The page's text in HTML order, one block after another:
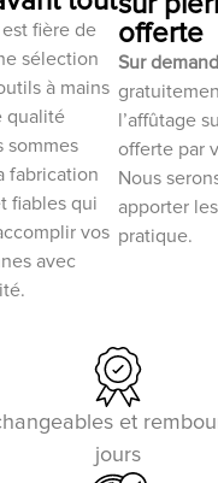
fière de
sélection
à mains
qualité
sommes
fabrication
fiables qui
vos
avec
offerte
Sur
l’affûtage
offerte par
Nous
apporter
pratique.
et
jours